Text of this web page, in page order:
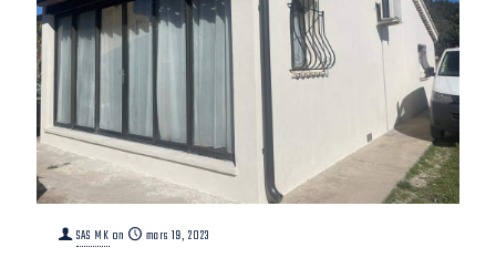
SAS MK on mars 19, 2023